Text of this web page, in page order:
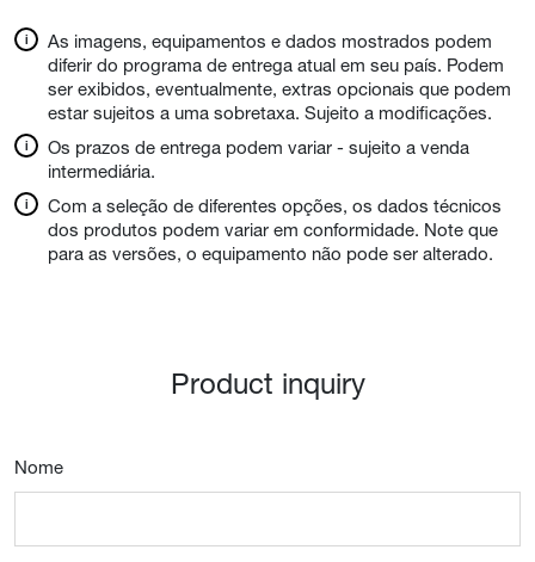
As imagens, equipamentos e dados mostrados podem
diferir do programa de entrega atual em seu país. Podem
ser exibidos, eventualmente, extras opcionais que podem
estar sujeitos a uma sobretaxa. Sujeito a modificações.
Os prazos de entrega podem variar - sujeito a venda
intermediária.
Com a seleção de diferentes opções, os dados técnicos
dos produtos podem variar em conformidade. Note que
para as versões, o equipamento não pode ser alterado.
Product inquiry
Nome